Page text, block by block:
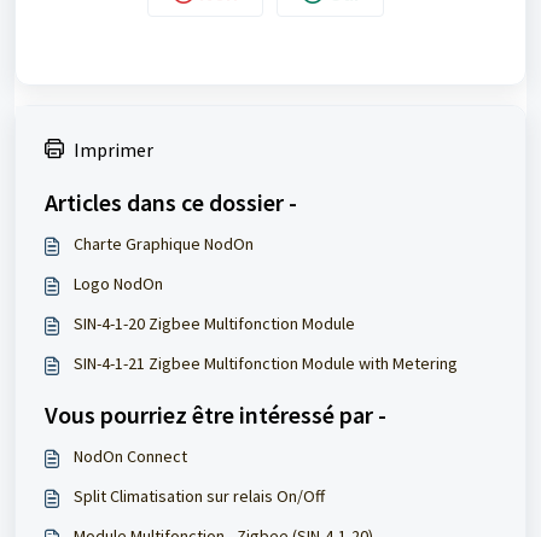
Imprimer
Articles dans ce dossier -
Charte Graphique NodOn
Logo NodOn
SIN-4-1-20 Zigbee Multifonction Module
SIN-4-1-21 Zigbee Multifonction Module with Metering
Vous pourriez être intéressé par -
NodOn Connect
Split Climatisation sur relais On/Off